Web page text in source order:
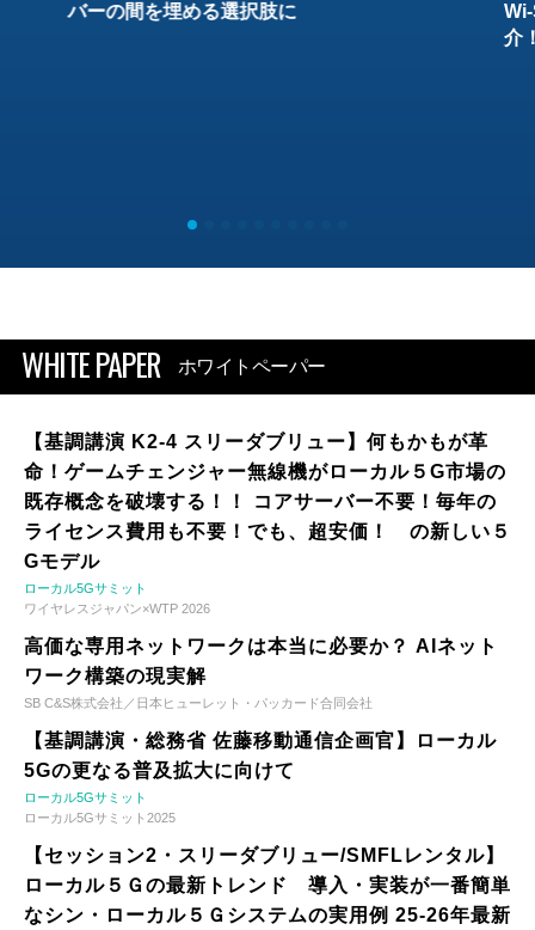
バーの間を埋める選択肢に
介
WHITE PAPER ホワイトペーパー
【基調講演 K2-4 スリーダブリュー】何もかもが革
命！ゲームチェンジャー無線機がローカル５G市場の
既存概念を破壊する！！ コアサーバー不要！毎年の
ライセンス費用も不要！でも、超安価！ の新しい５
Gモデル
ローカル5Gサミット
ワイヤレスジャパン×WTP 2026
高価な専用ネットワークは本当に必要か？ AIネット
ワーク構築の現実解
SB C&S株式会社／日本ヒューレット・パッカード合同会社
【基調講演・総務省 佐藤移動通信企画官】ローカル
5Gの更なる普及拡大に向けて
ローカル5Gサミット
ローカル5Gサミット2025
【セッション2・スリーダブリュー/SMFLレンタル】
ローカル５Ｇの最新トレンド 導入・実装が一番簡単
なシン・ローカル５Ｇシステムの実用例 25-26年最新